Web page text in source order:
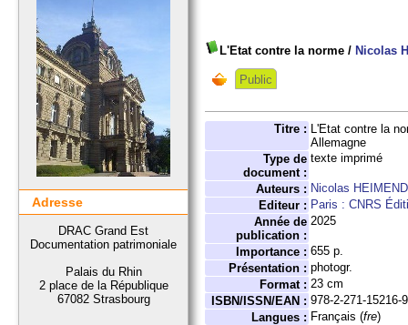
L'Etat contre la norme / Nicolas
Public
Titre : L'Etat contre la
Allemagne
Type de
document :
texte imprimé
Auteurs : Nicolas
Editeur : Paris : CNRS
Année de
publication :
2025
Importance : 655 p.
Présentation : photogr.
Format : 23 cm
ISBN/ISSN/EAN : 978-2-271-15216-9
Langues : Français (fre)
Adresse
DRAC Grand Est
Documentation patrimoniale
Palais du Rhin
2 place de la République
67082 Strasbourg